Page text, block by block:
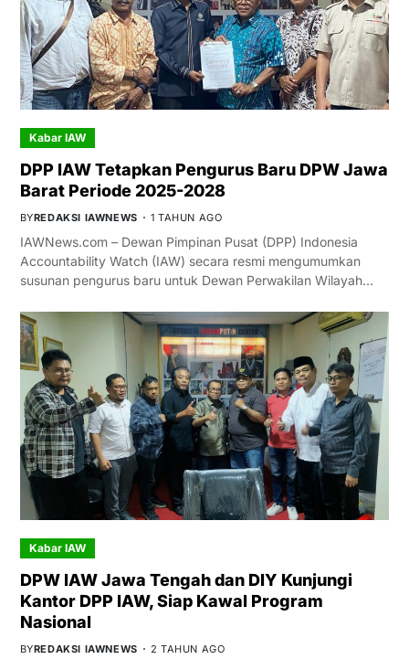
Kabar IAW
DPP IAW Tetapkan Pengurus Baru DPW Jawa
Barat Periode 2025-2028
BYREDAKSI IAWNEWS 1 TAHUN AGO
IAWNews.com – Dewan Pimpinan Pusat (DPP) Indonesia
Accountability Watch (IAW) secara resmi mengumumkan
susunan pengurus baru untuk Dewan Perwakilan Wilayah…
Kabar IAW
DPW IAW Jawa Tengah dan DIY Kunjungi
Kantor DPP IAW, Siap Kawal Program
Nasional
BYREDAKSI IAWNEWS 2 TAHUN AGO